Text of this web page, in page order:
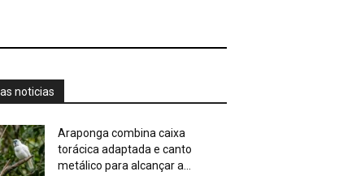
noticias
Araponga combina caixa
torácica adaptada e canto
metálico para alcançar a...